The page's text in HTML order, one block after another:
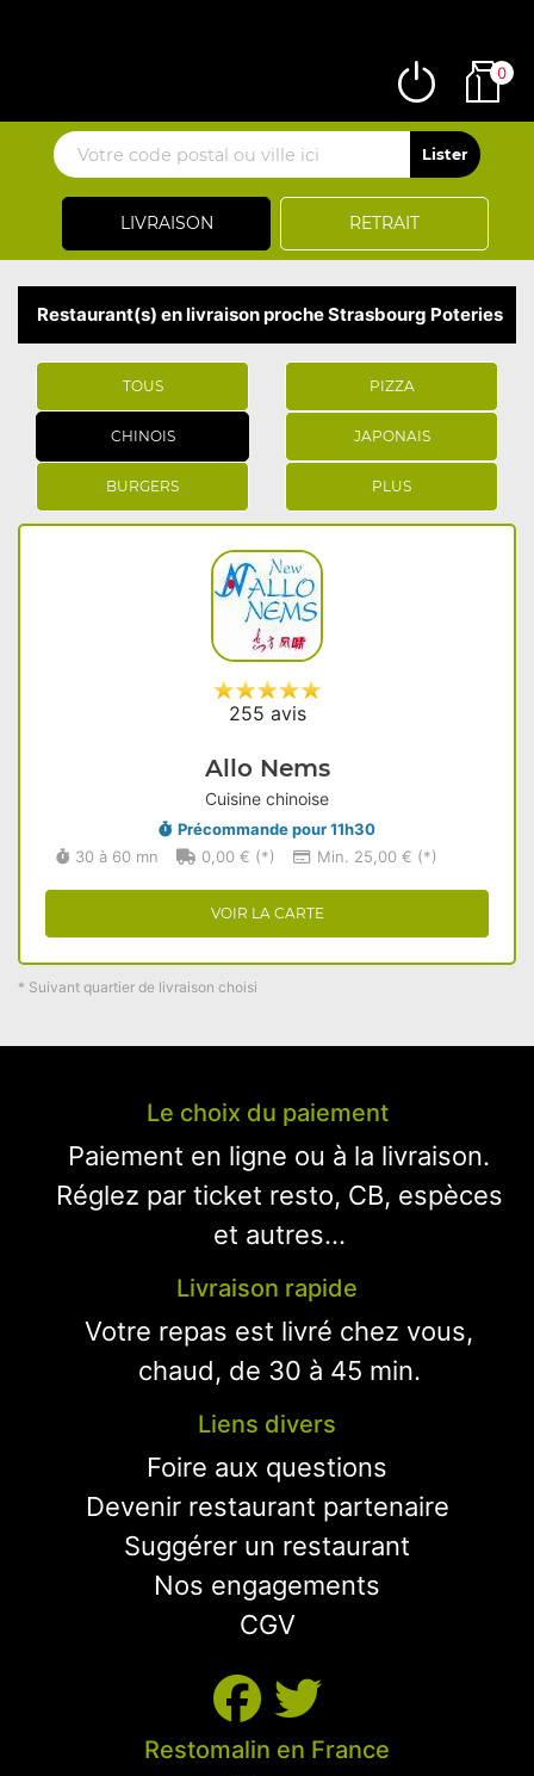
LIVRAISON RETRAIT
0
Restaurant(s) en livraison proche Strasbourg Poteries
TOUS PIZZA
CHINOIS JAPONAIS
BURGERS PLUS
255 avis
Allo Nems
Cuisine chinoise
Précommande pour 11h30
30 à 60 mn
0,00 € (*) Min. 25,00 € (*)
VOIR LA CARTE
* Suivant quartier de livraison choisi
Le choix du paiement
Paiement en ligne ou à la livraison.
Réglez par ticket resto, CB, espèces
et autres...
Livraison rapide
Votre repas est livré chez vous,
chaud, de 30 à 45 min.
Liens divers
Foire aux questions
Devenir restaurant partenaire
Suggérer un restaurant
Nos engagements
CGV
Restomalin en France